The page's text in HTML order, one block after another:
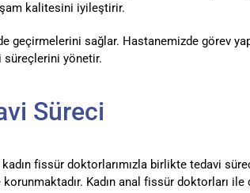
kalitesini iyileştirir.
sağlar. Hastanemizde görev
süreçlerini yönetir.
Süreci
fissür doktorlarımızla birlikte tedavi
Kadın anal fissür doktorları